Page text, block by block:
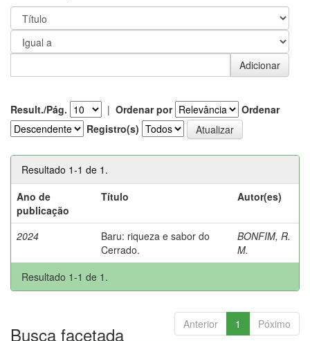
Result./Pág. | Ordenar por
Ordenar
Registro(s)
Resultado 1-1 de 1.
Ano de
publicação
Título Autor(es)
2024
Baru: riqueza e sabor do
Cerrado.
BONFIM, R.
M.
Resultado 1-1 de 1.
Anterior 1 Póximo
Busca facetada